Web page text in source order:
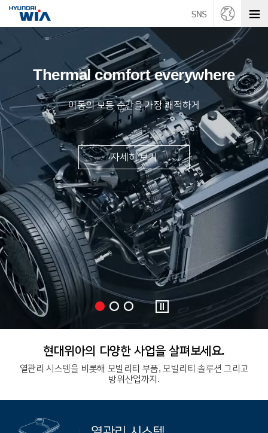
Thermal comfort everywhere
이동의 모든 순간을 가장 쾌적하게
자세히 보기
현대위아의 다양한 사업을 살펴보세요.
열관리 시스템을 비롯해 모빌리티 부품, 모빌리티 솔루션 그리고
방위산업까지.